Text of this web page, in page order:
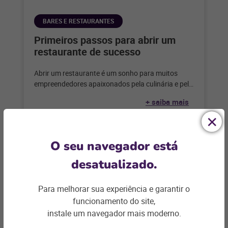
BARES E RESTAURANTES
Primeiros passos para abrir um
restaurante de sucesso
Abrir um restaurante é um sonho para muitos
empreendedores apaixonados pela culinária e pelo
+ saiba mais
O seu navegador está
desatualizado.
Para melhorar sua experiência e garantir o
funcionamento do site,
instale um navegador mais moderno.